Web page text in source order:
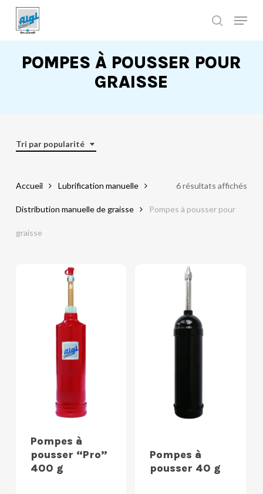
main
POMPES À POUSSER POUR
GRAISSE
Tri par popularité
6 résultats affichés
Accueil Lubrification manuelle
Distribution manuelle de graisse Pompes à pousser pour
graisse
Pompes à
pousser “Pro”
400 g
Pompes à
pousser 40 g